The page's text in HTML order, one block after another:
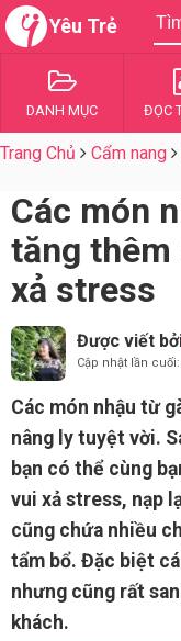
Yêu Trẻ
DANH MỤC ĐỌC
Trang Chủ Cẩm nang
Các món
tăng thêm
xả stress
Được viết
Cập nhật lần
Các món nhậu từ
nâng ly tuyệt vời.
bạn có thể cùng
vui xả stress, nạp
cũng chứa nhiều
tẩm bổ. Đặc biệt
nhưng cũng rất
khách.